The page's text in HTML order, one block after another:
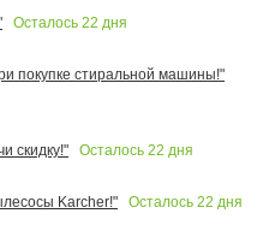
Осталось 22 дня
покупке стиральной машины!"
скидку!"
Осталось 22 дня
Karcher!"
Осталось 22 дня